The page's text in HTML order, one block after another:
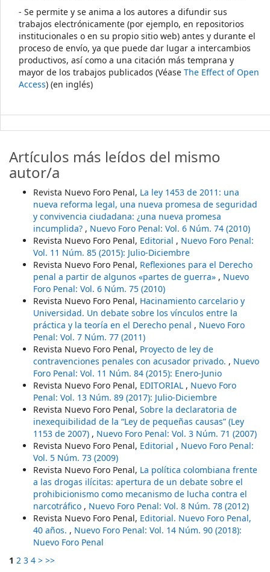
- Se permite y se anima a los autores a difundir sus
trabajos electrónicamente (por ejemplo, en repositorios
institucionales o en su propio sitio web) antes y durante el
proceso de envío, ya que puede dar lugar a intercambios
productivos, así como a una citación más temprana y
mayor de los trabajos publicados (Véase The Effect of Open
Access) (en inglés)
Artículos más leídos del mismo
autor/a
Revista Nuevo Foro Penal, La ley 1453 de 2011: una
nueva reforma legal, una nueva promesa de seguridad
y convivencia ciudadana: ¿una nueva promesa
incumplida? , Nuevo Foro Penal: Vol. 6 Núm. 74 (2010)
Revista Nuevo Foro Penal, Editorial , Nuevo Foro Penal:
Vol. 11 Núm. 85 (2015): Julio-Diciembre
Revista Nuevo Foro Penal, Reflexiones para el Derecho
penal a partir de algunos «partes de guerra» , Nuevo
Foro Penal: Vol. 6 Núm. 75 (2010)
Revista Nuevo Foro Penal, Hacinamiento carcelario y
Universidad. Un debate sobre los vínculos entre la
práctica y la teoría en el Derecho penal , Nuevo Foro
Penal: Vol. 7 Núm. 77 (2011)
Revista Nuevo Foro Penal, Proyecto de ley de
contravenciones penales con acusador privado. , Nuevo
Foro Penal: Vol. 11 Núm. 84 (2015): Enero-Junio
Revista Nuevo Foro Penal, EDITORIAL , Nuevo Foro
Penal: Vol. 13 Núm. 89 (2017): Julio-Diciembre
Revista Nuevo Foro Penal, Sobre la declaratoria de
inexequibilidad de la “Ley de pequeñas causas” (Ley
1153 de 2007) , Nuevo Foro Penal: Vol. 3 Núm. 71 (2007)
Revista Nuevo Foro Penal, Editorial , Nuevo Foro Penal:
Vol. 5 Núm. 73 (2009)
Revista Nuevo Foro Penal, La política colombiana frente
a las drogas ilícitas: apertura de un debate sobre el
prohibicionismo como mecanismo de lucha contra el
narcotráfico , Nuevo Foro Penal: Vol. 8 Núm. 78 (2012)
Revista Nuevo Foro Penal, Editorial. Nuevo Foro Penal,
40 años. , Nuevo Foro Penal: Vol. 14 Núm. 90 (2018):
Nuevo Foro Penal
1 2 3 4 > >>